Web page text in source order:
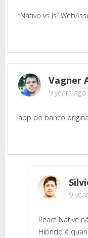
“Nativo vs Js”
Vagner
9 years ago
app do banco
9
React Native
Hibrido é